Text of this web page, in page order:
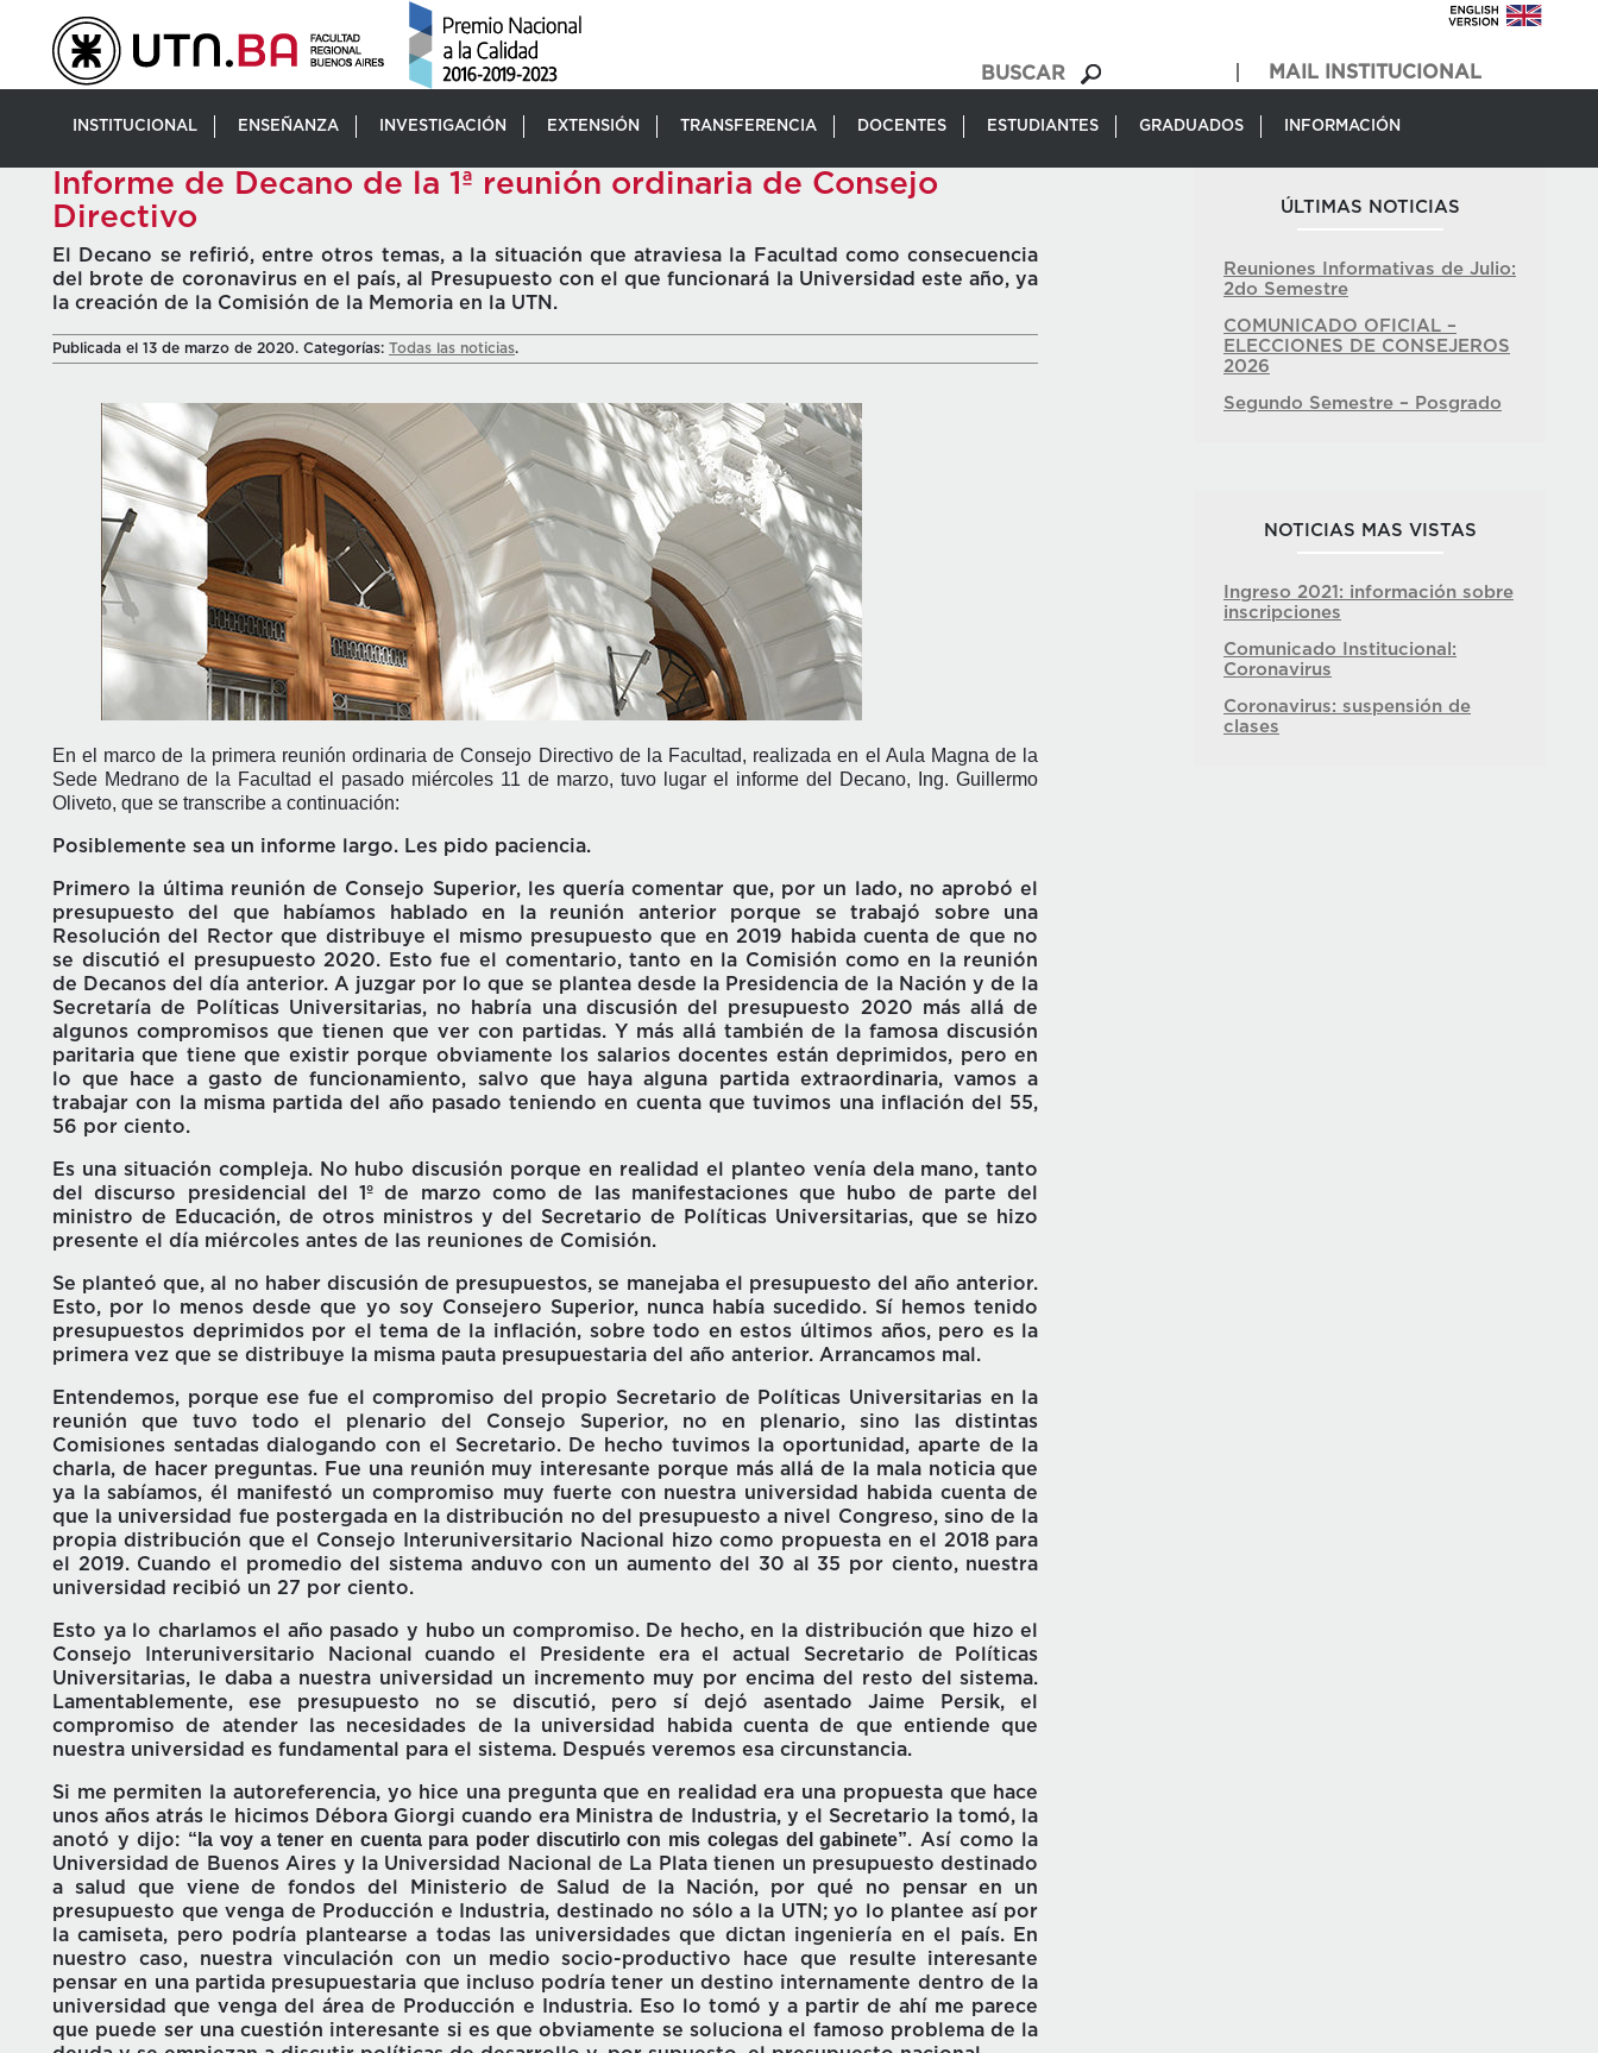
MAIL INSTITUCIONAL
INSTITUCIONAL ENSEÑANZA INVESTIGACIÓN EXTENSIÓN TRANSFERENCIA DOCENTES ESTUDIANTES GRADUADOS INFORMACIÓN
Informe de Decano de la 1ª reunión ordinaria de Consejo
Directivo
El Decano se refirió, entre otros temas, a la situación que atraviesa la Facultad como consecuencia
del brote de coronavirus en el país, al Presupuesto con el que funcionará la Universidad este año, ya
la creación de la Comisión de la Memoria en la UTN.
Publicada el 13 de marzo de 2020. Categorías: Todas las noticias.
En el marco de la primera reunión ordinaria de Consejo Directivo de la Facultad, realizada en el Aula Magna de la
Sede Medrano de la Facultad el pasado miércoles 11 de marzo, tuvo lugar el informe del Decano, Ing. Guillermo
Oliveto, que se transcribe a continuación:
Posiblemente sea un informe largo. Les pido paciencia.
Primero la última reunión de Consejo Superior, les quería comentar que, por un lado, no aprobó el
presupuesto del que habíamos hablado en la reunión anterior porque se trabajó sobre una
Resolución del Rector que distribuye el mismo presupuesto que en 2019 habida cuenta de que no
se discutió el presupuesto 2020. Esto fue el comentario, tanto en la Comisión como en la reunión
de Decanos del día anterior. A juzgar por lo que se plantea desde la Presidencia de la Nación y de la
Secretaría de Políticas Universitarias, no habría una discusión del presupuesto 2020 más allá de
algunos compromisos que tienen que ver con partidas. Y más allá también de la famosa discusión
paritaria que tiene que existir porque obviamente los salarios docentes están deprimidos, pero en
lo que hace a gasto de funcionamiento, salvo que haya alguna partida extraordinaria, vamos a
trabajar con la misma partida del año pasado teniendo en cuenta que tuvimos una inflación del 55,
56 por ciento.
Es una situación compleja. No hubo discusión porque en realidad el planteo venía dela mano, tanto
del discurso presidencial del 1º de marzo como de las manifestaciones que hubo de parte del
ministro de Educación, de otros ministros y del Secretario de Políticas Universitarias, que se hizo
presente el día miércoles antes de las reuniones de Comisión.
Se planteó que, al no haber discusión de presupuestos, se manejaba el presupuesto del año anterior.
Esto, por lo menos desde que yo soy Consejero Superior, nunca había sucedido. Sí hemos tenido
presupuestos deprimidos por el tema de la inflación, sobre todo en estos últimos años, pero es la
primera vez que se distribuye la misma pauta presupuestaria del año anterior. Arrancamos mal.
Entendemos, porque ese fue el compromiso del propio Secretario de Políticas Universitarias en la
reunión que tuvo todo el plenario del Consejo Superior, no en plenario, sino las distintas
Comisiones sentadas dialogando con el Secretario. De hecho tuvimos la oportunidad, aparte de la
charla, de hacer preguntas. Fue una reunión muy interesante porque más allá de la mala noticia que
ya la sabíamos, él manifestó un compromiso muy fuerte con nuestra universidad habida cuenta de
que la universidad fue postergada en la distribución no del presupuesto a nivel Congreso, sino de la
propia distribución que el Consejo Interuniversitario Nacional hizo como propuesta en el 2018 para
el 2019. Cuando el promedio del sistema anduvo con un aumento del 30 al 35 por ciento, nuestra
universidad recibió un 27 por ciento.
Esto ya lo charlamos el año pasado y hubo un compromiso. De hecho, en la distribución que hizo el
Consejo Interuniversitario Nacional cuando el Presidente era el actual Secretario de Políticas
Universitarias, le daba a nuestra universidad un incremento muy por encima del resto del sistema.
Lamentablemente, ese presupuesto no se discutió, pero sí dejó asentado Jaime Persik, el
compromiso de atender las necesidades de la universidad habida cuenta de que entiende que
nuestra universidad es fundamental para el sistema. Después veremos esa circunstancia.
Si me permiten la autoreferencia, yo hice una pregunta que en realidad era una propuesta que hace
unos años atrás le hicimos Débora Giorgi cuando era Ministra de Industria, y el Secretario la tomó, la
anotó y dijo: “la voy a tener en cuenta para poder discutirlo con mis colegas del gabinete”. Así como la
Universidad de Buenos Aires y la Universidad Nacional de La Plata tienen un presupuesto destinado
a salud que viene de fondos del Ministerio de Salud de la Nación, por qué no pensar en un
presupuesto que venga de Producción e Industria, destinado no sólo a la UTN; yo lo plantee así por
la camiseta, pero podría plantearse a todas las universidades que dictan ingeniería en el país. En
nuestro caso, nuestra vinculación con un medio socio-productivo hace que resulte interesante
pensar en una partida presupuestaria que incluso podría tener un destino internamente dentro de la
universidad que venga del área de Producción e Industria. Eso lo tomó y a partir de ahí me parece
que puede ser una cuestión interesante si es que obviamente se soluciona el famoso problema de la
ÚLTIMAS NOTICIAS
Reuniones Informativas de Julio:
2do Semestre
COMUNICADO OFICIAL –
ELECCIONES DE CONSEJEROS
2026
Segundo Semestre – Posgrado
NOTICIAS MAS VISTAS
Ingreso 2021: información sobre
inscripciones
Comunicado Institucional:
Coronavirus
Coronavirus: suspensión de
clases